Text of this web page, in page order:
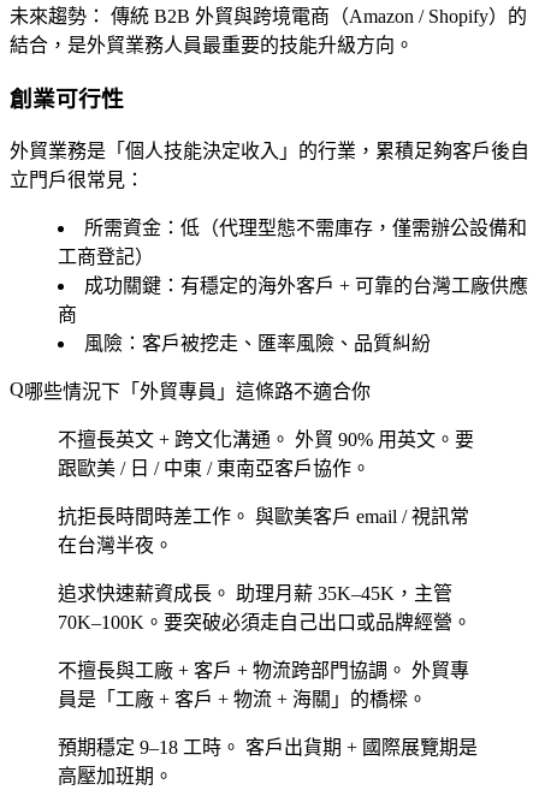
未來趨勢： 傳統 B2B 外貿與跨境電商（Amazon / Shopify）的
結合，是外貿業務人員最重要的技能升級方向。
創業可行性
外貿業務是「個人技能決定收入」的行業，累積足夠客戶後自
立門戶很常見：
所需資金 ：低（代理型態不需庫存，僅需辦公設備和
工商登記）
成功關鍵 ：有穩定的海外客戶 + 可靠的台灣工廠供應
商
風險 ：客戶被挖走、匯率風險、品質糾紛
哪些情況下「外貿專員」這條路不適合你
不擅長英文 + 跨文化溝通。 外貿 90% 用英文。要
跟歐美 / 日 / 中東 / 東南亞客戶協作。
抗拒長時間時差工作。 與歐美客戶 email / 視訊常
在台灣半夜。
追求快速薪資成長。 助理月薪 35K–45K，主管
70K–100K。要突破必須走自己出口或品牌經營。
不擅長與工廠 + 客戶 + 物流跨部門協調。 外貿專
員是「工廠 + 客戶 + 物流 + 海關」的橋樑。
預期穩定 9–18 工時。 客戶出貨期 + 國際展覽期是
高壓加班期。